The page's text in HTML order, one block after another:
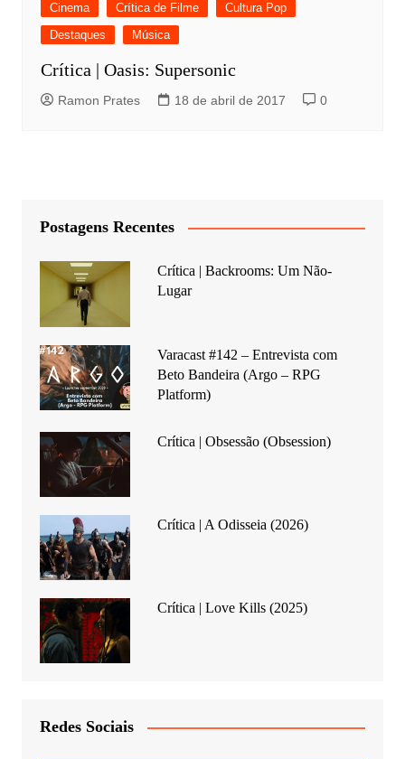
Cinema Crítica de Filme
Cultura Pop
Destaques
Música
Crítica | Oasis: Supersonic
Ramon Prates 18 de abril de 2017 0
Postagens Recentes
Crítica | Backrooms: Um Não-
Lugar
Varacast #142 – Entrevista com
Beto Bandeira (Argo – RPG
Platform)
Crítica | Obsessão (Obsession)
Crítica | A Odisseia (2026)
Crítica | Love Kills (2025)
Redes Sociais